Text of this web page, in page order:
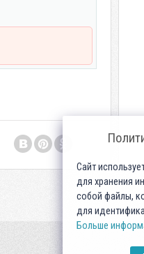
Сайт
для хранения
собой файлы,
для
Больше